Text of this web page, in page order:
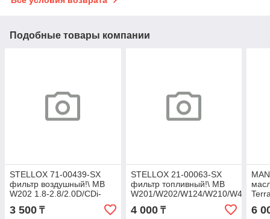
Подобные товары компании
STELLOX 71-00439-SX
фильтр воздушный!\ MB
W202 1.8-2.8/2.0D/CDi-
2.5D/TD 93> / W163 2.3-
5.5 98> A0053
3 500 ₸
STELLOX 21-00063-SX
фильтр топливный!\ MB
W201/W202/W124/W210/W463/Vito
2.0D-3.5D 83> FC9601
4 000₸ 6